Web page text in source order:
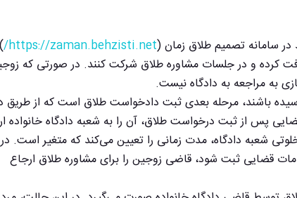
در سامانه تصمیم طلاق زمان (https://zaman.behzisti.net/
)
کرده و در جلسات مشاوره طلاق شرکت کنند. در صورتی که
به مراجعه به دادگاه نیست.
باشند، مرحله بعدی ثبت دادخواست طلاق است که از طریق
پس از ثبت درخواست طلاق، آن را به شعبه دادگاه خانواده
شعبه دادگاه، مدت زمانی را تعیین می‌کند که متغیر است. در
قضایی ثبت شود، قاضی زوجین را برای مشاوره طلاق ارجاع